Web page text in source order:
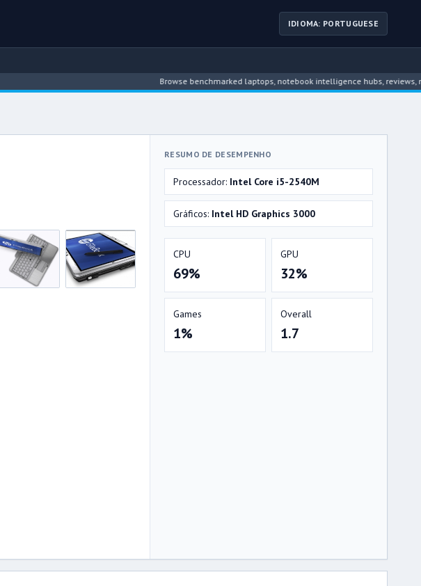
IDIOMA: PORTUGUESE
Browse benchmarked laptops, notebook intelligence hubs, reviews, news,
RESUMO DE DESEMPENHO
Processador: Intel Core i5-2540M
Gráficos: Intel HD Graphics 3000
CPU
69%
GPU
32%
Games
1%
Overall
1.7